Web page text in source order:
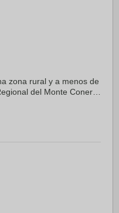
zona rural y a menos de
del Monte Conero